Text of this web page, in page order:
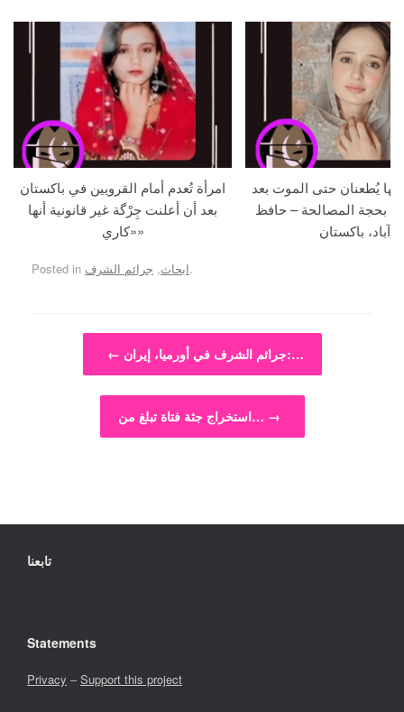
امرأة تُعدم أمام القرويين في باكستان
بعد أن أعلنت جِرْگة غير قانونية أنها
«كاري»
يُطعنان حتى الموت بعد
بحجة المصالحة – حافظ
آباد، باكستان
Posted in ابحاث, جرائم الشرف .
Post navigation
← جرائم الشرف في أورميا، إيران:…
استخراج جثة فتاة تبلغ من… →
تابعنا
Statements
Privacy –Support this project